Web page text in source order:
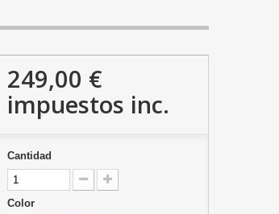
249,00 €
impuestos inc.
Cantidad
Color